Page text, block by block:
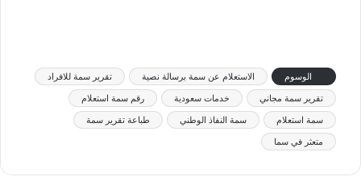
الوسوم الاستعلام عن سمة برسالة نصية تقرير سمة للافراد
تقرير سمة مجاني خدمات سعودية رقم سمة استعلام
سمة استعلام سمة النفاذ الوطني طباعة تقرير سمة
متعثر في سما